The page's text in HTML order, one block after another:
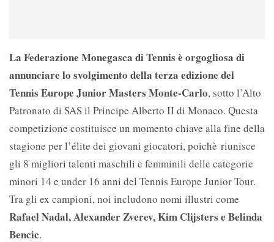
La Federazione Monegasca di Tennis è orgogliosa di
annunciare lo svolgimento della terza edizione del
Tennis Europe Junior Masters Monte-Carlo, sotto l’Alto
Patronato di SAS il Principe Alberto II di Monaco. Questa
competizione costituisce un momento chiave alla fine della
stagione per l’élite dei giovani giocatori, poichè riunisce
gli 8 migliori talenti maschili e femminili delle categorie
minori 14 e under 16 anni del Tennis Europe Junior Tour.
Tra gli ex campioni, noi includono nomi illustri come
Rafael Nadal, Alexander Zverev, Kim Clijsters e Belinda
Bencic.